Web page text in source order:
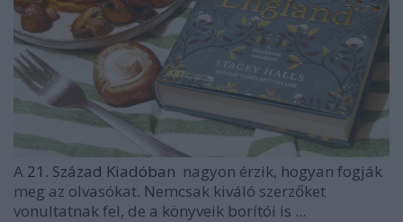
A 21. Század Kiadóban nagyon érzik, hogyan fogják
meg az olvasókat. Nemcsak kiváló szerzőket
vonultatnak fel, de a könyveik borítói is ...